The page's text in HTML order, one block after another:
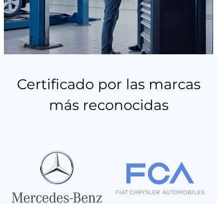
Certificado por las marcas
más reconocidas